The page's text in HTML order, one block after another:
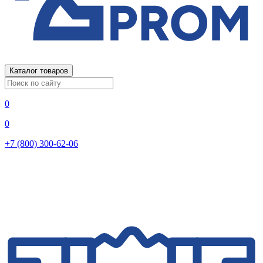
Каталог товаров
0
0
+7 (800) 300-62-06